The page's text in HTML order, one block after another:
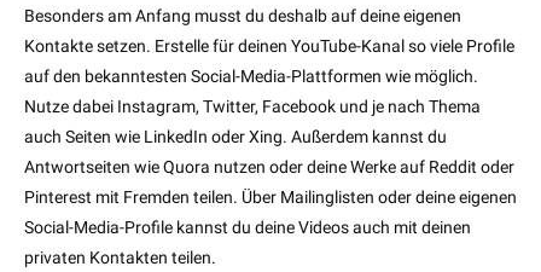
Besonders am Anfang musst du deshalb auf deine eigenen
Kontakte setzen. Erstelle für deinen YouTube-Kanal so viele Profile
auf den bekanntesten Social-Media-Plattformen wie möglich.
Nutze dabei Instagram, Twitter, Facebook und je nach Thema
auch Seiten wie LinkedIn oder Xing. Außerdem kannst du
Antwortseiten wie Quora nutzen oder deine Werke auf Reddit oder
Pinterest mit Fremden teilen. Über Mailinglisten oder deine eigenen
Social-Media-Profile kannst du deine Videos auch mit deinen
privaten Kontakten teilen.